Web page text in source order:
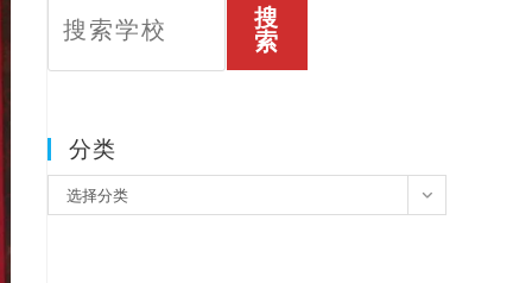
搜
索
分类
类
选择分类